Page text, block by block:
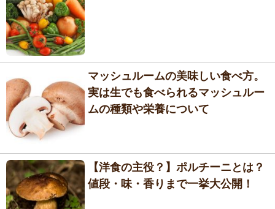
マッシュルームの美味しい食べ方。
実は生でも食べられるマッシュルー
ムの種類や栄養について
【洋食の主役？】ポルチーニとは？
値段・味・香りまで一挙大公開！